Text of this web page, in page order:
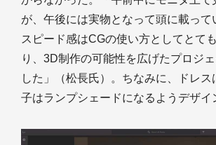
が、午後には実物となって頭に載って
スピード感はCGの使い方としてとて
り、3D制作の可能性を広げたプロジ
した」（松長氏）。ちなみに、ドレ
子はランプシェードになるようデザイ